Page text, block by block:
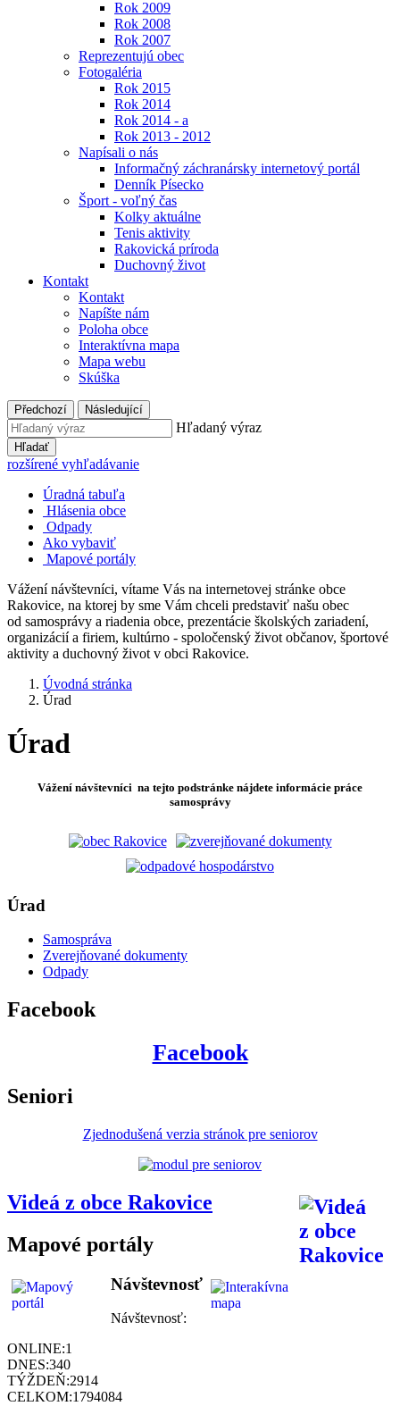
Rok 2009
Rok 2008
Rok 2007
Reprezentujú obec
Fotogaléria
Rok 2015
Rok 2014
Rok 2014 - a
Rok 2013 - 2012
Napísali o nás
Informačný záchranársky internetový portál
Denník Písecko
Šport - voľný čas
Kolky aktuálne
Tenis aktivity
Rakovická príroda
Duchovný život
Kontakt
Kontakt
Napíšte nám
Poloha obce
Interaktívna mapa
Mapa webu
Skúška
Předchozí Následující
Hľadaný výraz
Hľadať
rozšírené vyhľadávanie
Úradná tabuľa
Hlásenia obce
Odpady
Ako vybaviť
Mapové portály
Vážení návštevníci, vítame Vás na internetovej stránke obce
Rakovice, na ktorej by sme Vám chceli predstaviť našu obec
od samosprávy a riadenia obce, prezentácie školských zariadení,
organizácií a firiem, kultúrno - spoločenský život občanov, športové
aktivity a duchovný život v obci Rakovice.
Úvodná stránka
Úrad
Úrad
Vážení návštevníci na tejto podstránke nájdete informácie práce
samosprávy
Úrad
Samospráva
Zverejňované dokumenty
Odpady
Facebook
Facebook
Seniori
Zjednodušená verzia stránok pre seniorov
Videá z obce Rakovice
Mapové portály
Návštevnosť
Návštevnosť:
ONLINE:1
DNES:340
TÝŽDEŇ:2914
CELKOM:1794084